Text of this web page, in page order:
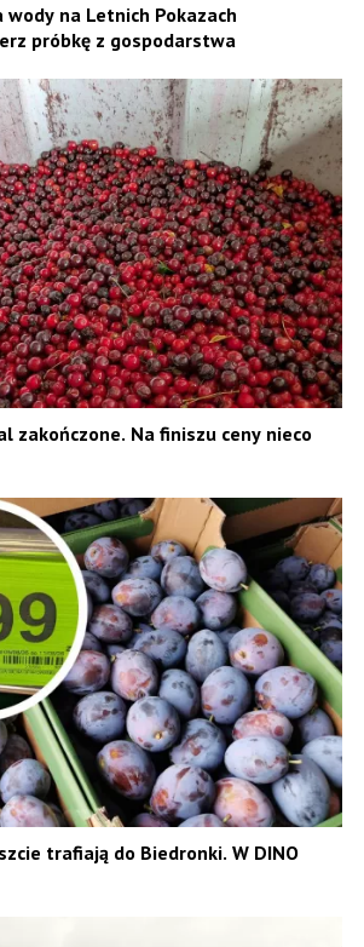
wody na Letnich Pokazach
próbkę z gospodarstwa
zakończone. Na finiszu ceny nieco
trafiają do Biedronki. W DINO